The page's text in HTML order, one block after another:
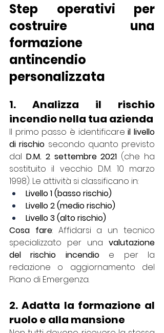
Step operativi per
costruire una
formazione
antincendio
personalizzata
1. Analizza il rischio
incendio nella tua azienda
Il primo passo è identificare il livello
di rischio secondo quanto previsto
dal D.M. 2 settembre 2021 (che ha
sostituito il vecchio D.M. 10 marzo
1998). Le attività si classificano in:
Livello 1 (basso rischio)
Livello 2 (medio rischio)
Livello 3 (alto rischio)
Cosa fare: Affidarsi a un tecnico
specializzato per una valutazione
del rischio incendio e per la
redazione o aggiornamento del
Piano di Emergenza.
2. Adatta la formazione al
ruolo e alla mansione